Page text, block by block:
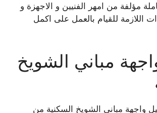
مؤلفة من امهر الفنيين و الاجهزة و
اللازمة للقيام بالعمل على اكمل
مباني الشويخ
واجهة مباني الشويخ السكنية من